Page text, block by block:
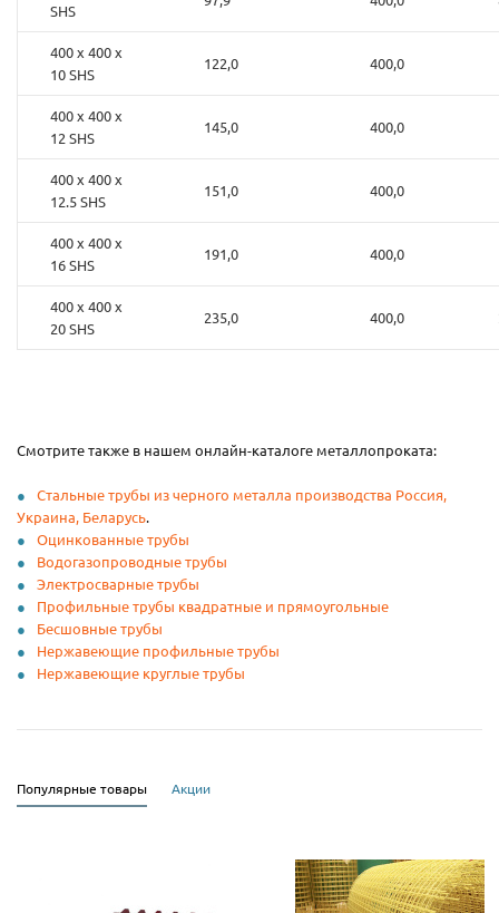
SHS
400 x 400 x
10 SHS
122,0 400,0
400 x 400 x
12 SHS
145,0 400,0
400 x 400 x
12.5 SHS
151,0 400,0
400 x 400 x
16 SHS
191,0 400,0
400 x 400 x
20 SHS
235,0 400,0
Смотрите также в нашем онлайн-каталоге металлопроката:
Стальные трубы из черного металла производства Россия,
Украина, Беларусь.
Оцинкованные трубы
Водогазопроводные трубы
Электросварные трубы
Профильные трубы квадратные и прямоугольные
Бесшовные трубы
Нержавеющие профильные трубы
Нержавеющие круглые трубы
Популярные товары Акции